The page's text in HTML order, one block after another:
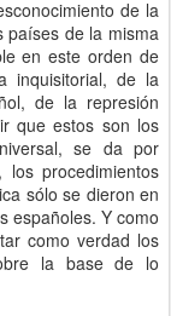
de la
países de la misma
en este orden de
inquisitorial, de la
de la represión
que estos son los
se da por
procedimientos
sólo se dieron en
españoles. Y como
como verdad los
la base de lo